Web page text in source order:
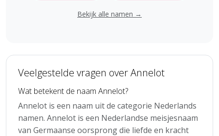
Bekijk alle namen →
Veelgestelde vragen over Annelot
Wat betekent de naam Annelot?
Annelot is een naam uit de categorie Nederlands
namen. Annelot is een Nederlandse meisjesnaam
van Germaanse oorsprong die liefde en kracht